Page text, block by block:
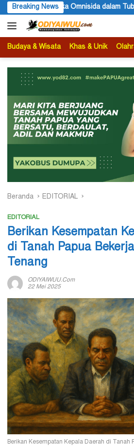
Langsung
ke
konten
Breaking News
Negara Indonesia (2)
Budaya & Wisata Khas & Unik
Beranda EDITORIAL
EDITORIAL
Berikan Kesempatan
di Tanah Papua
Tenang
ODIYAIWUU.com
22 Mei 2025
Berikan Kesempatan Kepala Daerah di Tanah